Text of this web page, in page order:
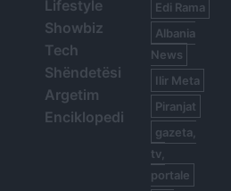
Lifestyle
Showbiz
Tech
Shëndetësi
Argetim
Enciklopedi
Edi Rama
Albania
News
Ilir Meta
Piranjat
gazeta,
tv,
portale